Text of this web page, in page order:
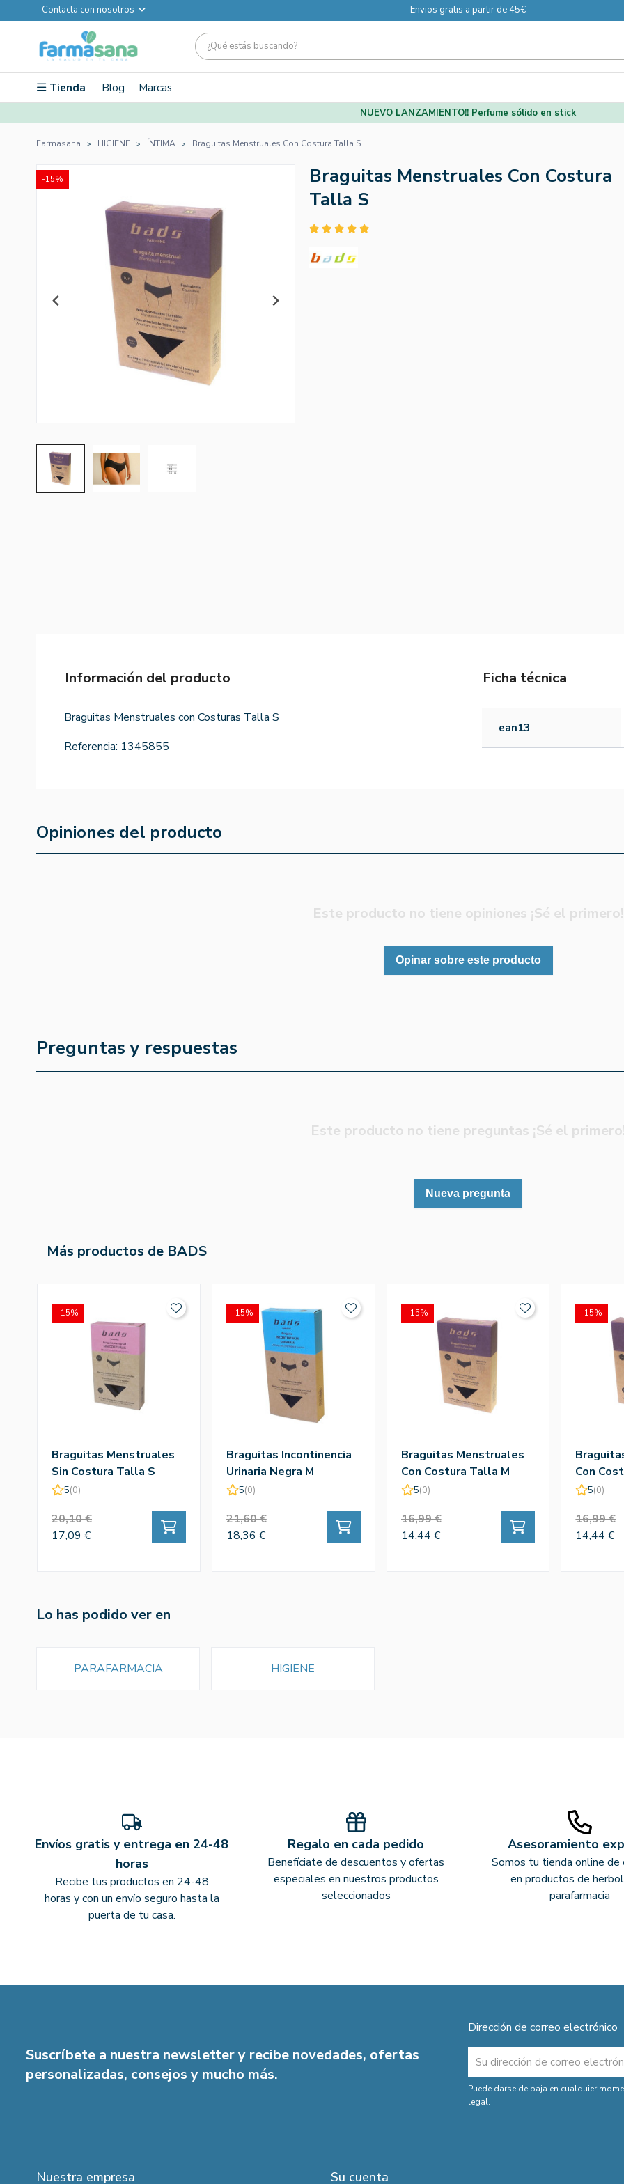
Contacta con nosotros Envios gratis a partir de 45€
Tienda Blog Marcas
NUEVO LANZAMIENTO!! Perfume sólido en stick
Farmasana HIGIENE ÍNTIMA Braguitas Menstruales Con Costura Talla S
-15%
Braguitas Menstruales Con Costura
Talla S
Información del producto
Braguitas Menstruales con Costuras Talla S
Referencia: 1345855
Ficha técnica
ean13
Opiniones del producto
Este producto no tiene opiniones ¡Sé el primero!
Opinar sobre este producto
Preguntas y respuestas
Este producto no tiene preguntas ¡Sé el
Nueva pregunta
Más productos de BADS
Braguitas Menstruales
Sin Costura Talla S
5(0)
20,10 €
17,09 €
-15%
Braguitas Incontinencia
Urinaria Negra M
5(0)
21,60 €
18,36 €
-15%
Braguitas Menstruales
Con Costura Talla M
5(0)
16,99 €
14,44 €
-15%
Con
5(0)
16,99 €
14,44 €
-15%
Lo has podido ver en
PARAFARMACIA HIGIENE
Envíos gratis y entrega en 24-48
horas
Recibe tus productos en 24-48
horas y con un envío seguro hasta la
puerta de tu casa.
Regalo en cada pedido
Benefíciate de descuentos y ofertas
especiales en nuestros productos
seleccionados
Asesoramiento
Somos tu tienda online de
en productos de
parafarmacia
Suscríbete a nuestra newsletter y recibe novedades, ofertas
personalizadas, consejos y mucho más.
Dirección de correo electrónico
Puede darse de baja en cualquier
legal.
Nuestra empresa Su cuenta